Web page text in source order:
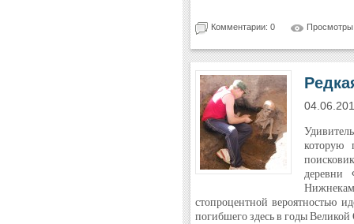
Комментарии: 0
которую
деревни
стопроцентной вероятностью
погибшего здесь в годы Великой